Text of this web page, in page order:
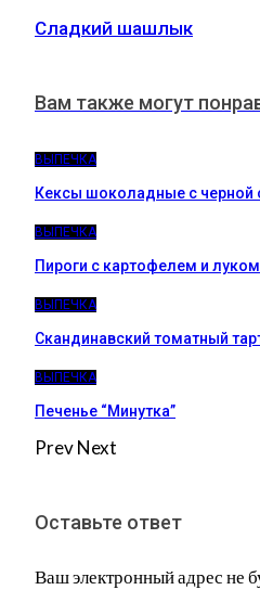
Сладкий шашлык
Вам также могут
ВЫПЕЧКА
Кексы шоколадные с черной
ВЫПЕЧКА
Пироги c картофелем и луком
ВЫПЕЧКА
Скандинавский томатный
ВЫПЕЧКА
Печенье “Минутка”
PrevNext
Оставьте ответ
Ваш электронный адрес не